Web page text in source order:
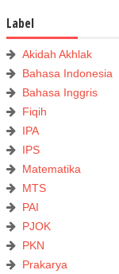
Label
Akidah Akhlak
Bahasa Indonesia
Bahasa Inggris
Fiqih
IPA
IPS
Matematika
MTS
PAI
PJOK
PKN
Prakarya